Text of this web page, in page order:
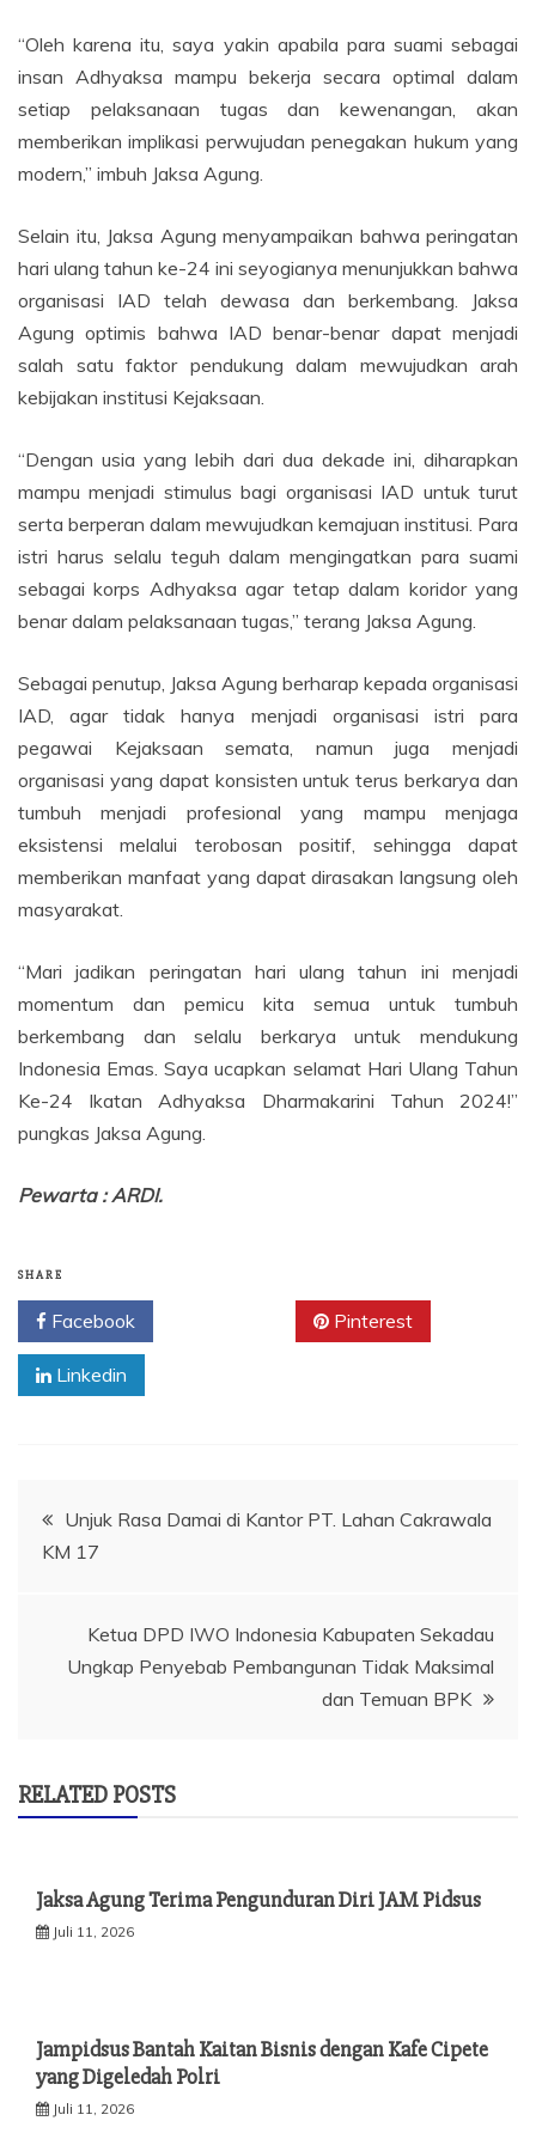
“Oleh karena itu, saya yakin apabila para suami sebagai
insan Adhyaksa mampu bekerja secara optimal dalam
setiap pelaksanaan tugas dan kewenangan, akan
memberikan implikasi perwujudan penegakan hukum yang
modern,” imbuh Jaksa Agung.
Selain itu, Jaksa Agung menyampaikan bahwa peringatan
hari ulang tahun ke-24 ini seyogianya menunjukkan bahwa
organisasi IAD telah dewasa dan berkembang. Jaksa
Agung optimis bahwa IAD benar-benar dapat menjadi
salah satu faktor pendukung dalam mewujudkan arah
kebijakan institusi Kejaksaan.
“Dengan usia yang lebih dari dua dekade ini, diharapkan
mampu menjadi stimulus bagi organisasi IAD untuk turut
serta berperan dalam mewujudkan kemajuan institusi. Para
istri harus selalu teguh dalam mengingatkan para suami
sebagai korps Adhyaksa agar tetap dalam koridor yang
benar dalam pelaksanaan tugas,” terang Jaksa Agung.
Sebagai penutup, Jaksa Agung berharap kepada organisasi
IAD, agar tidak hanya menjadi organisasi istri para
pegawai Kejaksaan semata, namun juga menjadi
organisasi yang dapat konsisten untuk terus berkarya dan
tumbuh menjadi profesional yang mampu menjaga
eksistensi melalui terobosan positif, sehingga dapat
memberikan manfaat yang dapat dirasakan langsung oleh
masyarakat.
“Mari jadikan peringatan hari ulang tahun ini menjadi
momentum dan pemicu kita semua untuk tumbuh
berkembang dan selalu berkarya untuk mendukung
Indonesia Emas. Saya ucapkan selamat Hari Ulang Tahun
Ke-24 Ikatan Adhyaksa Dharmakarini Tahun 2024!”
pungkas Jaksa Agung.
Pewarta : ARDI.
SHARE
Facebook Pinterest
Linkedin
Navigasi
Unjuk Rasa Damai di Kantor PT. Lahan Cakrawala
KM 17
Ketua DPD IWO Indonesia Kabupaten Sekadau
Ungkap Penyebab Pembangunan Tidak Maksimal
dan Temuan BPK
RELATED POSTS
Jaksa Agung Terima Pengunduran Diri JAM Pidsus
Juli 11, 2026
Jampidsus Bantah Kaitan Bisnis dengan Kafe Cipete
yang Digeledah Polri
Juli 11, 2026